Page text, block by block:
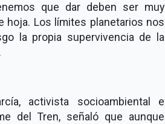
que dar deben ser muy
hoja. Los límites planetarios nos
la propia supervivencia de la
activista socioambiental e
del Tren, señaló que aunque